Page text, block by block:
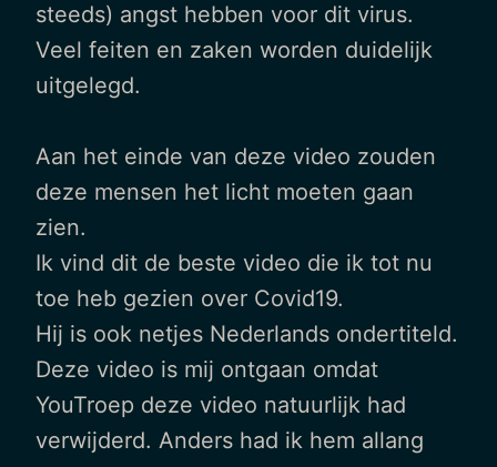
steeds) angst hebben voor dit virus.
Veel feiten en zaken worden duidelijk
uitgelegd.
Aan het einde van deze video zouden
deze mensen het licht moeten gaan
zien.
Ik vind dit de beste video die ik tot nu
toe heb gezien over Covid19.
Hij is ook netjes Nederlands ondertiteld.
Deze video is mij ontgaan omdat
YouTroep deze video natuurlijk had
verwijderd. Anders had ik hem allang